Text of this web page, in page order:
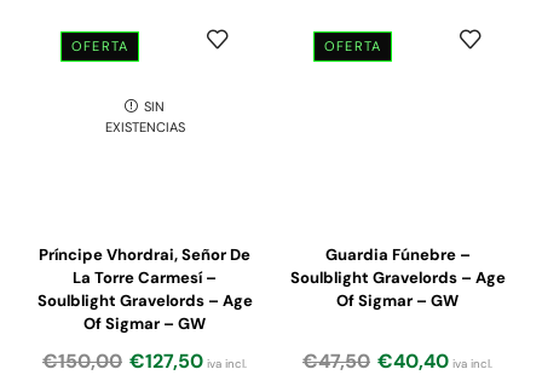
OFERTA
SIN
EXISTENCIAS
Príncipe Vhordrai, Señor De
La Torre Carmesí –
Soulblight Gravelords – Age
Of Sigmar – GW
€150,00 €127,50 iva incl.
OFERTA
Guardia Fúnebre –
Soulblight Gravelords – Age
Of Sigmar – GW
€47,50 €40,40 iva incl.